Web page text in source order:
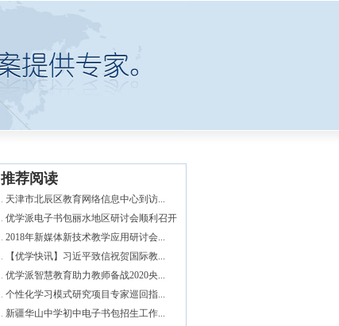
推荐阅读
. 天津市北辰区教育网络信息中心到访...
. 优学派电子书包丽水地区研讨会顺利召开
. 2018年新媒体新技术教学应用研讨会...
.
【优学快讯】习近平致信祝贺国际教...
. 优学派智慧教育助力教师备战2020央...
. 个性化学习模式研究项目专家巡回指...
. 新疆华山中学初中电子书包招生工作...